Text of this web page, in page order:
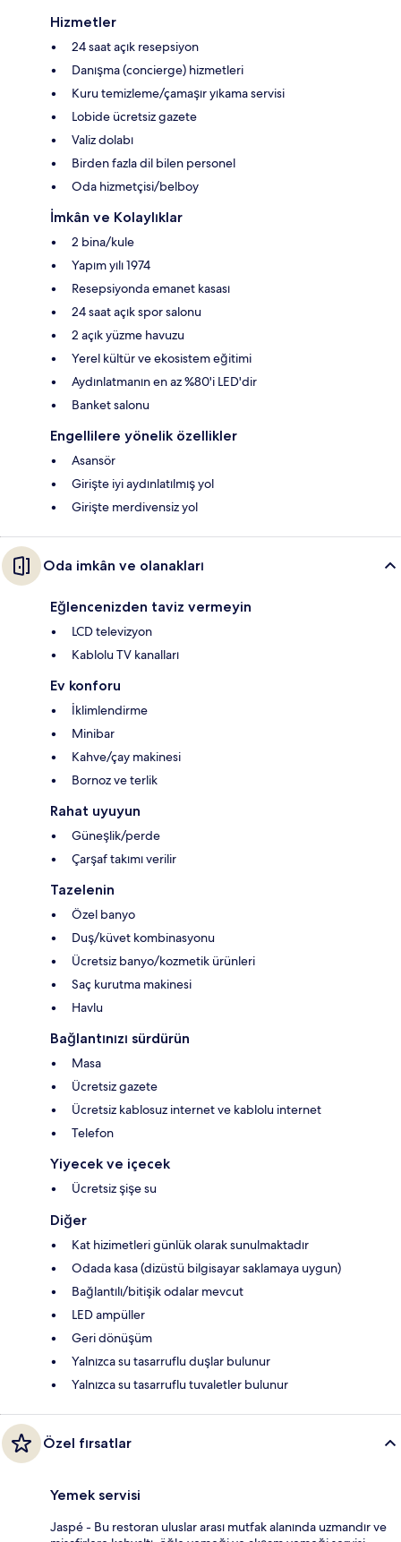
Hizmetler
24 saat açık resepsiyon
Danışma (concierge) hizmetleri
Kuru temizleme/çamaşır yıkama servisi
Lobide ücretsiz gazete
Valiz dolabı
Birden fazla dil bilen personel
Oda hizmetçisi/belboy
İmkân ve Kolaylıklar
2 bina/kule
Yapım yılı 1974
Resepsiyonda emanet kasası
24 saat açık spor salonu
2 açık yüzme havuzu
Yerel kültür ve ekosistem eğitimi
Aydınlatmanın en az %80'i LED'dir
Banket salonu
Engellilere yönelik özellikler
Asansör
Girişte iyi aydınlatılmış yol
Girişte merdivensiz yol
Oda imkân ve olanakları
Eğlencenizden taviz vermeyin
LCD televizyon
Kablolu TV kanalları
Ev konforu
İklimlendirme
Minibar
Kahve/çay makinesi
Bornoz ve terlik
Rahat uyuyun
Güneşlik/perde
Çarşaf takımı verilir
Tazelenin
Özel banyo
Duş/küvet kombinasyonu
Ücretsiz banyo/kozmetik ürünleri
Saç kurutma makinesi
Havlu
Bağlantınızı sürdürün
Masa
Ücretsiz gazete
Ücretsiz kablosuz internet ve kablolu internet
Telefon
Yiyecek ve içecek
Ücretsiz şişe su
Diğer
Kat hizimetleri günlük olarak sunulmaktadır
Odada kasa (dizüstü bilgisayar saklamaya uygun)
Bağlantılı/bitişik odalar mevcut
LED ampüller
Geri dönüşüm
Yalnızca su tasarruflu duşlar bulunur
Yalnızca su tasarruflu tuvaletler bulunur
Özel fırsatlar
Yemek servisi
Jaspé - Bu restoran uluslar arası mutfak alanında uzmandır ve